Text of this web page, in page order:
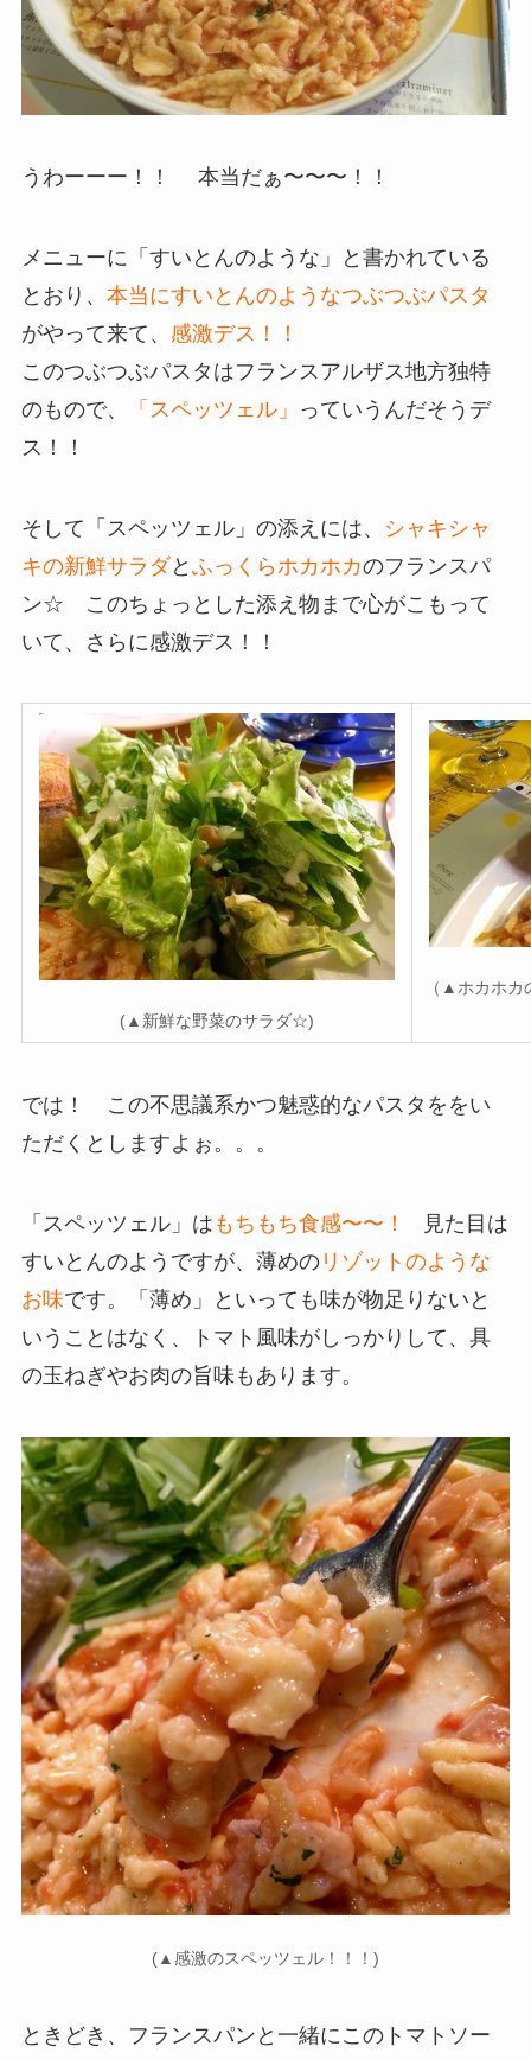
うわーーー！！ 本当だぁ〜〜〜！！
メニューに「すいとんのような」と書かれている
とおり、 本当にすいとんのようなつぶつぶパスタ
がやって来て、 感激デス！！
このつぶつぶパスタはフランスアルザス地方独特
のもので、
「スペッツェル」 っていうんだそうデ
ス！！
そして「スペッツェル」の添えには、
シャキシャ
キの新鮮サラダと ふっくらホカホカのフランスパ
ン☆ このちょっとした添え物まで心がこもって
いて、さらに感激デス！！
(▲新鮮な野菜のサラダ☆)
（▲ホカホカ
では！ この不思議系かつ魅惑的なパスタををい
ただくとしますよぉ。。。
「スペッツェル」は もちもち食感〜〜！
見た目は
すいとんのようですが、薄めのリゾットのような
お味です。「薄め」といっても味が物足りないと
いうことはなく、トマト風味がしっかりして、具
の玉ねぎやお肉の旨味もあります。
(▲感激のスペッツェル！！！)
ときどき、フランスパンと一緒にこのトマトソー